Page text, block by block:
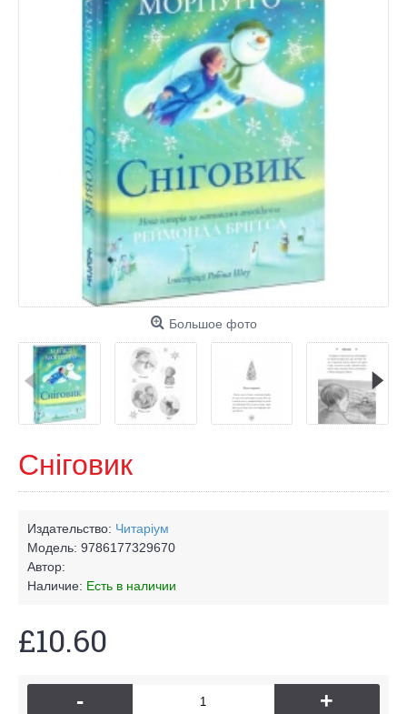
Большое фото
Сніговик
Издательство: Читаріум
Модель: 9786177329670
Автор:
Наличие: Есть в наличии
£10.60
- +